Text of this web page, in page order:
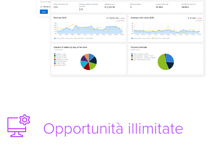
Opportunità illimitate